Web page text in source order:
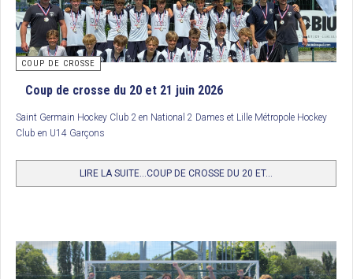
COUP DE CROSSE
Coup de crosse du 20 et 21 juin 2026
Saint Germain Hockey Club 2 en National 2 Dames et Lille Métropole Hockey
Club en U14 Garçons
LIRE LA SUITE...COUP DE CROSSE DU 20 ET...